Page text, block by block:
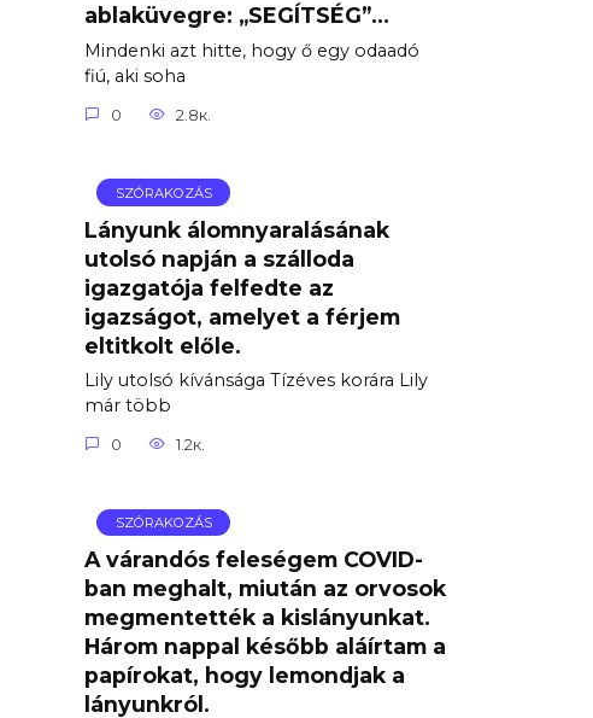
ablaküvegre: „SEGÍTSÉG”…
Mindenki azt hitte, hogy ő egy odaadó
fiú, aki soha
0 2.8к.
SZÓRAKOZÁS
Lányunk álomnyaralásának
utolsó napján a szálloda
igazgatója felfedte az
igazságot, amelyet a férjem
eltitkolt előle.
Lily utolsó kívánsága Tízéves korára Lily
már több
0 1.2к.
SZÓRAKOZÁS
A várandós feleségem COVID-
ban meghalt, miután az orvosok
megmentették a kislányunkat.
Három nappal később aláírtam a
papírokat, hogy lemondjak a
lányunkról.